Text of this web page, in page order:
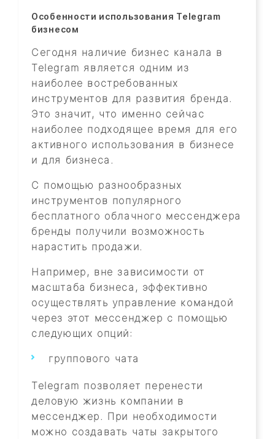
Особенности использования Telegram
бизнесом
Сегодня наличие бизнес канала в
Telegram является одним из
наиболее востребованных
инструментов для развития бренда.
Это значит, что именно сейчас
наиболее подходящее время для его
активного использования в бизнесе
и для бизнеса.
С помощью разнообразных
инструментов популярного
бесплатного облачного мессенджера
бренды получили возможность
нарастить продажи.
Например, вне зависимости от
масштаба бизнеса, эффективно
осуществлять управление командой
через этот мессенджер с помощью
следующих опций:
группового чата
Telegram позволяет перенести
деловую жизнь компании в
мессенджер. При необходимости
можно создавать чаты закрытого